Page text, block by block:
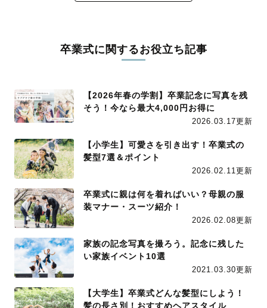
卒業式に関するお役立ち記事
【2026年春の学割】卒業記念に写真を残
そう！今なら最大4,000円お得に
2026.03.17更新
【小学生】可愛さを引き出す！卒業式の
髪型7選＆ポイント
2026.02.11更新
卒業式に親は何を着ればいい？母親の服
装マナー・スーツ紹介！
2026.02.08更新
家族の記念写真を撮ろう。記念に残した
い家族イベント10選
2021.03.30更新
【大学生】卒業式どんな髪型にしよう！
髪の長さ別！おすすめヘアスタイル